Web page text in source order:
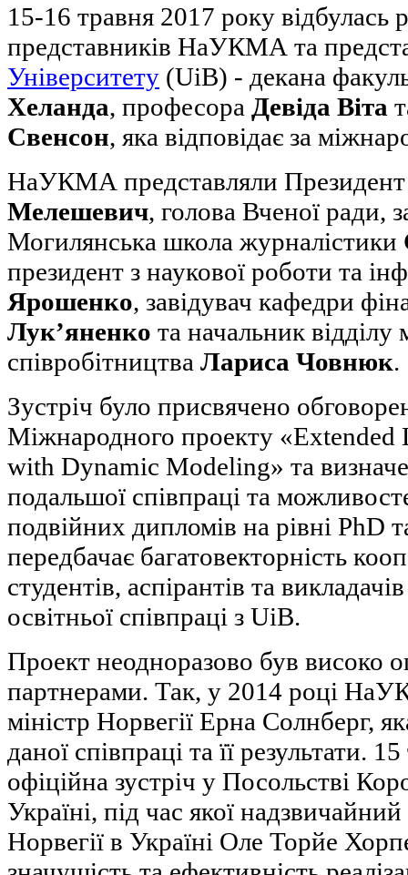
15-16 травня 2017 року відбулась
представників НаУКМА та
Університету (UiB) - декана
Хеланда, професора Девіда Віта
Свенсон, яка відповідає за
НаУКМА представляли
Мелешевич, голова Вченої ради,
Могилянська школа журналістики
президент з наукової роботи та
Ярошенко, завідувач кафедри
Лук’яненко та начальник
співробітництва Лариса Човнюк.
Зустріч було присвячено
Міжнародного проекту
with Dynamic Modeling» та
подальшої співпраці та
подвійних дипломів на рівні PhD
передбачає багатовекторність
студентів, аспірантів та
освітньої співпраці з UiB.
Проект неодноразово був високо
партнерами. Так, у 2014 році
міністр Норвегії Ерна Солнберг,
даної співпраці та її результати.
офіційна зустріч у Посольстві
Україні, під час якої
Норвегії в Україні Оле Торйе